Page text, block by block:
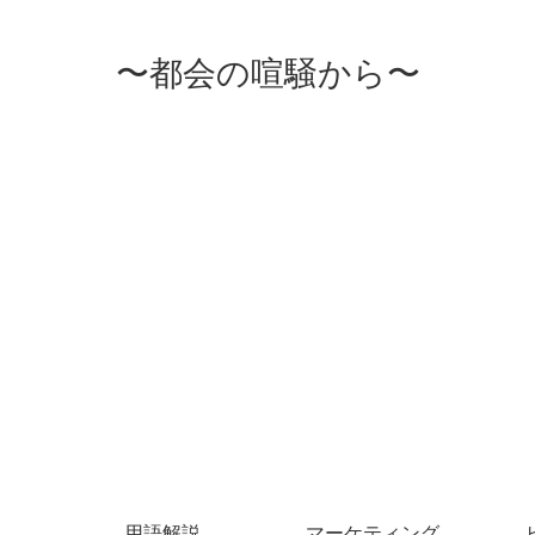
〜都会の喧騒から〜